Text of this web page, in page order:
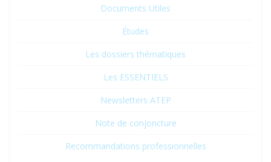
Documents Utiles
Études
Les dossiers thématiques
Les ESSENTIELS
Newsletters ATEP
Note de conjoncture
Recommandations professionnelles